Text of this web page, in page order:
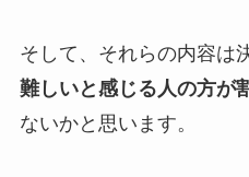
そして、それらの内容は
難しいと感じる人の方が
ないかと思います。